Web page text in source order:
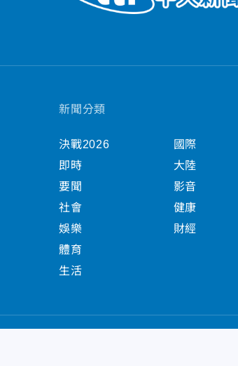
新聞分類
決戰2026
即時
要聞
社會
娛樂
體育
生活
國際
大陸
影音
健康
財經